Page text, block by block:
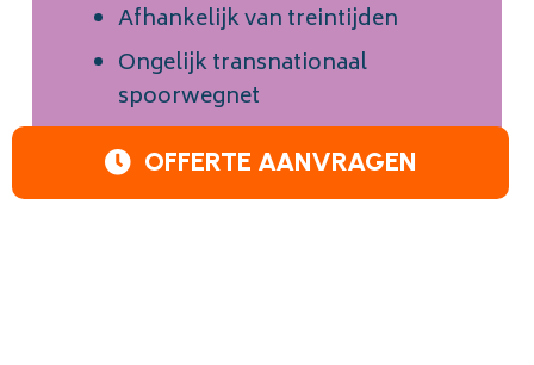
Afhankelijk van treintijden
Ongelijk transnationaal
spoorwegnet
OFFERTE AANVRAGEN